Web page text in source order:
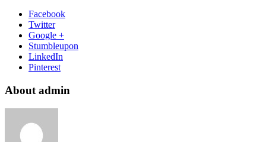
Facebook
Twitter
Google +
Stumbleupon
LinkedIn
Pinterest
About admin